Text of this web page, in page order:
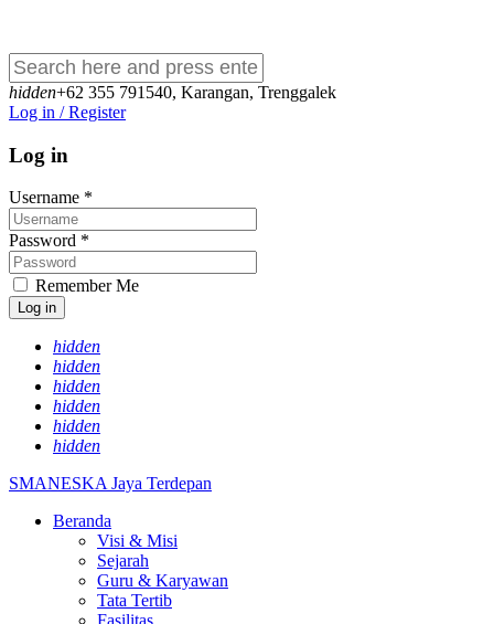
hidden+62 355 791540, Karangan, Trenggalek
Log in / Register
Log in
Username *
Password *
Remember Me
Log in
hidden
hidden
hidden
hidden
hidden
hidden
SMANESKA Jaya Terdepan
Beranda
Visi & Misi
Sejarah
Guru & Karyawan
Tata Tertib